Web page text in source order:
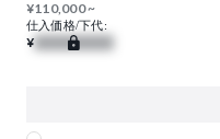
¥110,000 ~
仕入価格/下代:
¥